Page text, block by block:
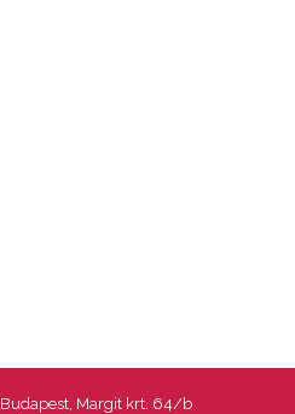
Budapest, Margit krt. 64/b